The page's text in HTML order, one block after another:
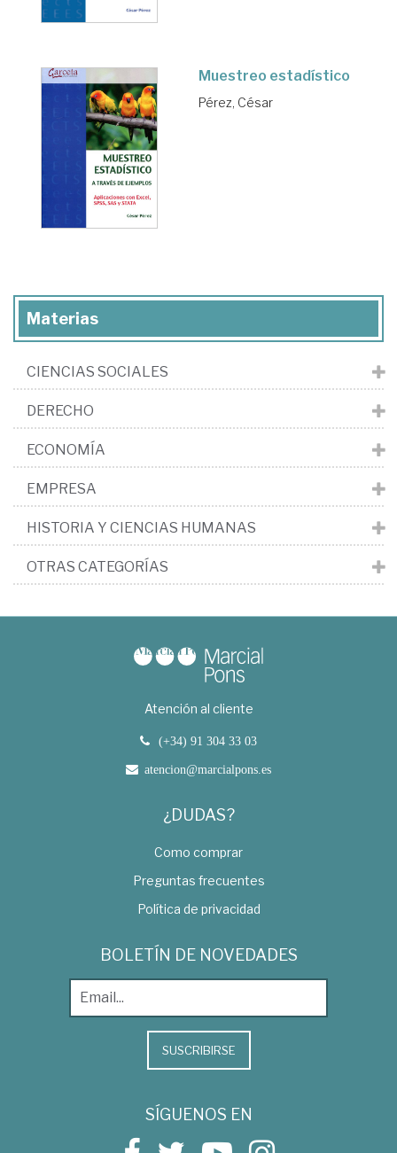
Muestreo estadístico
Pérez, César
Materias
CIENCIAS SOCIALES
DERECHO
ECONOMÍA
EMPRESA
HISTORIA Y CIENCIAS HUMANAS
OTRAS CATEGORÍAS
Atención al cliente
(+34) 91 304 33 03
atencion@marcialpons.es
¿DUDAS?
Como comprar
Preguntas frecuentes
Política de privacidad
BOLETÍN DE NOVEDADES
SUSCRIBIRSE
SÍGUENOS EN